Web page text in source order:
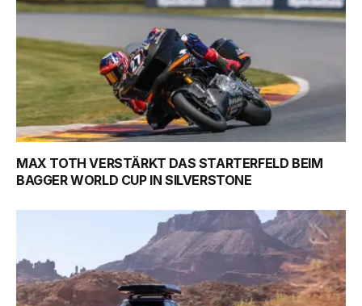
MAX TOTH VERSTÄRKT DAS STARTERFELD BEIM
BAGGER WORLD CUP IN SILVERSTONE